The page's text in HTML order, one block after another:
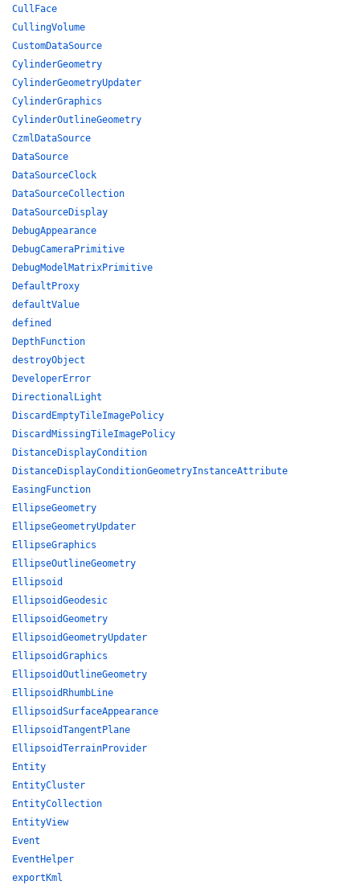
CullFace
CullingVolume
CustomDataSource
CylinderGeometry
CylinderGeometryUpdater
CylinderGraphics
CylinderOutlineGeometry
CzmlDataSource
DataSource
DataSourceClock
DataSourceCollection
DataSourceDisplay
DebugAppearance
DebugCameraPrimitive
DebugModelMatrixPrimitive
DefaultProxy
defaultValue
defined
DepthFunction
destroyObject
DeveloperError
DirectionalLight
DiscardEmptyTileImagePolicy
DiscardMissingTileImagePolicy
DistanceDisplayCondition
DistanceDisplayConditionGeometryInstanceAttribute
EasingFunction
EllipseGeometry
EllipseGeometryUpdater
EllipseGraphics
EllipseOutlineGeometry
Ellipsoid
EllipsoidGeodesic
EllipsoidGeometry
EllipsoidGeometryUpdater
EllipsoidGraphics
EllipsoidOutlineGeometry
EllipsoidRhumbLine
EllipsoidSurfaceAppearance
EllipsoidTangentPlane
EllipsoidTerrainProvider
Entity
EntityCluster
EntityCollection
EntityView
Event
EventHelper
exportKml